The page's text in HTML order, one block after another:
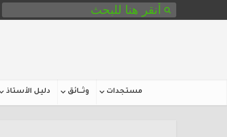
مستجدات وثـــائق دليل الأستاذ